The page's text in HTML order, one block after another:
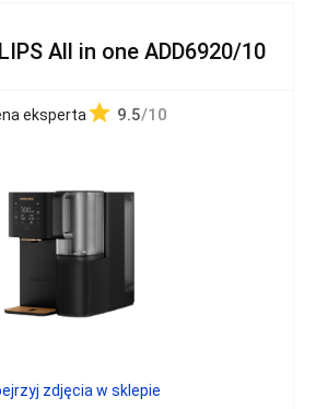
All in one ADD6920/10
eksperta 9.5/10
zdjęcia w sklepie